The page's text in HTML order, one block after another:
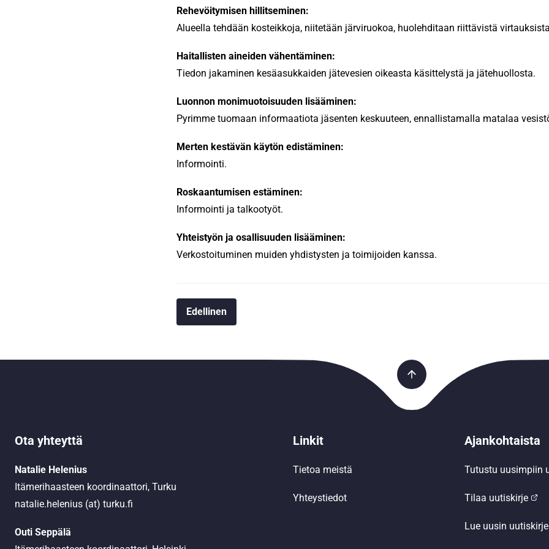
Rehevöitymisen hillitseminen:
Alueella tehdään kosteikkoja, niitetään järviruokoa, huolehditaan riittävistä
Haitallisten aineiden vähentäminen:
Tiedon jakaminen kesäasukkaiden jätevesien oikeasta käsittelystä ja jätehuollosta.
Luonnon monimuotoisuuden lisääminen:
Pyrimme tuomaan informaatiota jäsenten keskuuteen, ennallistamalla matalaa
Merten kestävän käytön edistäminen:
Informointi.
Roskaantumisen estäminen:
Informointi ja talkootyöt.
Yhteistyön ja osallisuuden lisääminen:
Verkostoituminen muiden yhdistysten ja toimijoiden kanssa.
Edellinen
Ota yhteyttä
Natalie Helenius
Itämerihaasteen koordinaattori, Turku
natalie.helenius (at) turku.fi
Outi Seppälä
Linkit
Tietoa meistä
Yhteystiedot
Ajankohtaista
Tutustu uusimpiin
Tilaa uutiskirje
Lue uusin uutiskirje